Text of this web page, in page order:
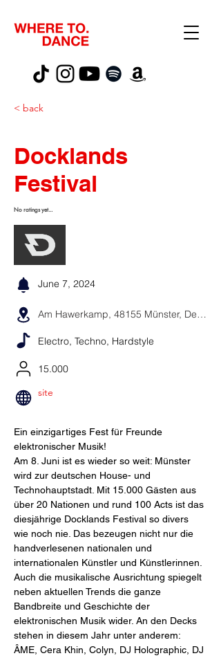
< back
Docklands
Festival
No ratings yet...
June 7, 2024
Am Hawerkamp, 48155 Münster, Deutschland
Electro, Techno, Hardstyle
15.000
site
Ein einzigartiges Fest für Freunde
elektronischer Musik!
Am 8. Juni ist es wieder so weit: Münster
wird zur deutschen House- und
Technohauptstadt. Mit 15.000 Gästen aus
über 20 Nationen und rund 100 Acts ist das
diesjährige Docklands Festival so divers
wie noch nie. Das bezeugen nicht nur die
handverlesenen nationalen und
internationalen Künstler und Künstlerinnen.
Auch die musikalische Ausrichtung spiegelt
neben aktuellen Trends die ganze
Bandbreite und Geschichte der
elektronischen Musik wider. An den Decks
stehen in diesem Jahr unter anderem:
ÂME, Cera Khin, Colyn, DJ Holographic, DJ